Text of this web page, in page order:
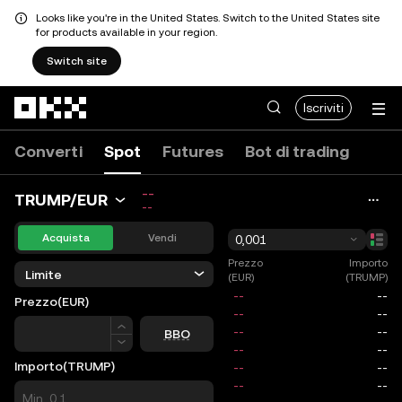
Looks like you're in the United States. Switch to the United States site
for products available in your region.
Switch site
Iscriviti
Converti Spot Futures Bot di trading
TRUMP/EUR --
--
Acquista Vendi
Limite
Prezzo(EUR)
Prezzo
BBO
Importo(TRUMP)
0,001
Prezzo
(EUR)
Importo
(TRUMP)